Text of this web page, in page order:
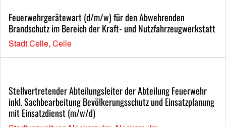
Feuerwehrgerätewart (d/m/w) für den Abwehrenden
Brandschutz im Bereich der Kraft- und Nutzfahrzeugwerkstatt
Stadt Celle, Celle
Stellvertretender Abteilungsleiter der Abteilung Feuerwehr
inkl. Sachbearbeitung Bevölkerungsschutz und Einsatzplanung
mit Einsatzdienst (m/w/d)